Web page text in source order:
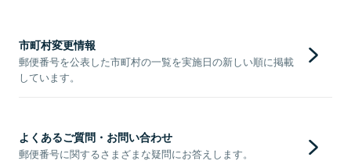
市町村変更情報
郵便番号を公表した市町村の一覧を実施日の新しい順に掲載
しています。
よくあるご質問・お問い合わせ
郵便番号に関するさまざまな疑問にお答えします。